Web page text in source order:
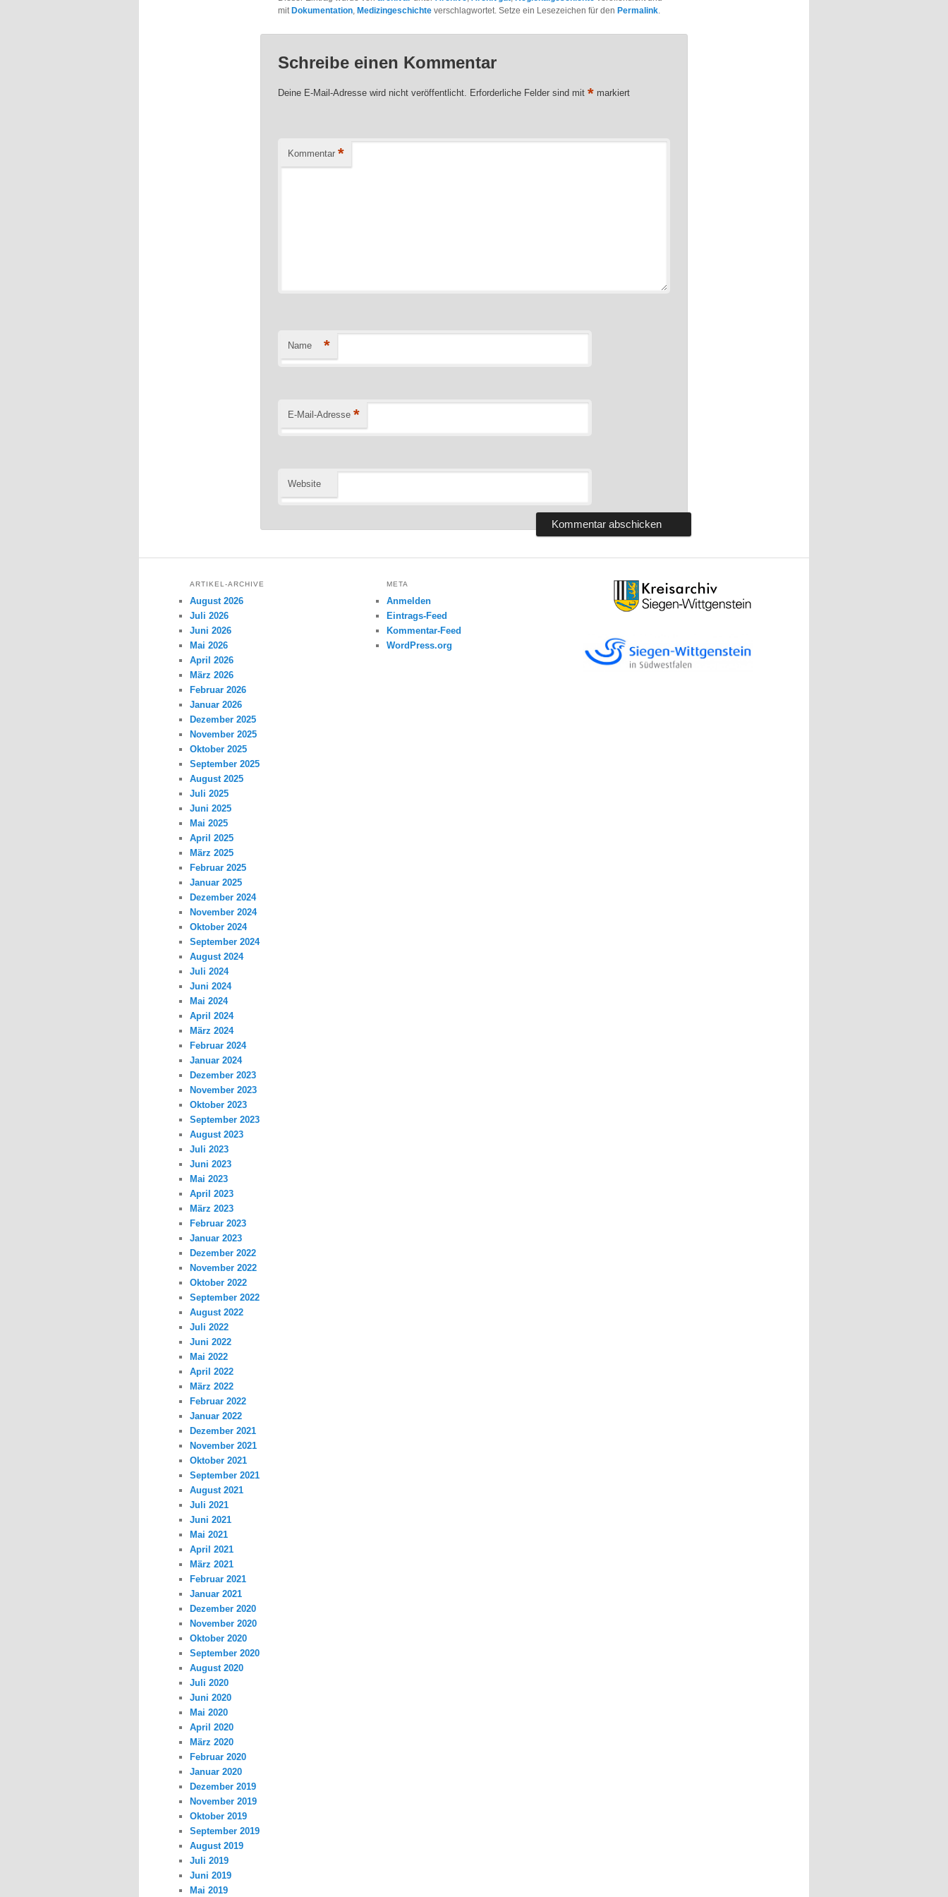
mit Dokumentation, Medizingeschichte verschlagwortet. Setze ein Lesezeichen für den Permalink.
Schreibe einen Kommentar
Deine E-Mail-Adresse wird nicht veröffentlicht. Erforderliche Felder sind mit* markiert
Kommentar *
Name *
E-Mail-Adresse *
Website
ARTIKEL-ARCHIVE
August 2026
Juli 2026
Juni 2026
Mai 2026
April 2026
März 2026
Februar 2026
Januar 2026
Dezember 2025
November 2025
Oktober 2025
September 2025
August 2025
Juli 2025
Juni 2025
Mai 2025
April 2025
März 2025
Februar 2025
Januar 2025
Dezember 2024
November 2024
Oktober 2024
September 2024
August 2024
Juli 2024
Juni 2024
Mai 2024
April 2024
März 2024
Februar 2024
Januar 2024
Dezember 2023
November 2023
Oktober 2023
September 2023
August 2023
Juli 2023
Juni 2023
Mai 2023
April 2023
März 2023
Februar 2023
Januar 2023
Dezember 2022
November 2022
Oktober 2022
September 2022
August 2022
Juli 2022
Juni 2022
Mai 2022
April 2022
März 2022
Februar 2022
Januar 2022
Dezember 2021
November 2021
Oktober 2021
September 2021
August 2021
Juli 2021
Juni 2021
Mai 2021
April 2021
März 2021
Februar 2021
Januar 2021
Dezember 2020
November 2020
Oktober 2020
September 2020
August 2020
Juli 2020
Juni 2020
Mai 2020
April 2020
März 2020
Februar 2020
Januar 2020
Dezember 2019
November 2019
Oktober 2019
September 2019
August 2019
Juli 2019
Juni 2019
Mai 2019
META
Anmelden
Eintrags-Feed
Kommentar-Feed
WordPress.org